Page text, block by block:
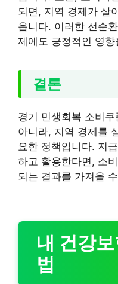
되면, 지역 경제가 살
옵니다. 이러한 선순
제에도 긍정적인 영
결론
경기 민생회복 소비
아니라, 지역 경제를
요한 정책입니다. 지
하고 활용한다면, 소
되는 결과를 가져올
내 건강
법